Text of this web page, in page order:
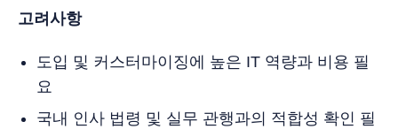
고려사항
도입 및 커스터마이징에 높은 IT 역량과 비용 필
요
국내 인사 법령 및 실무 관행과의 적합성 확인 필